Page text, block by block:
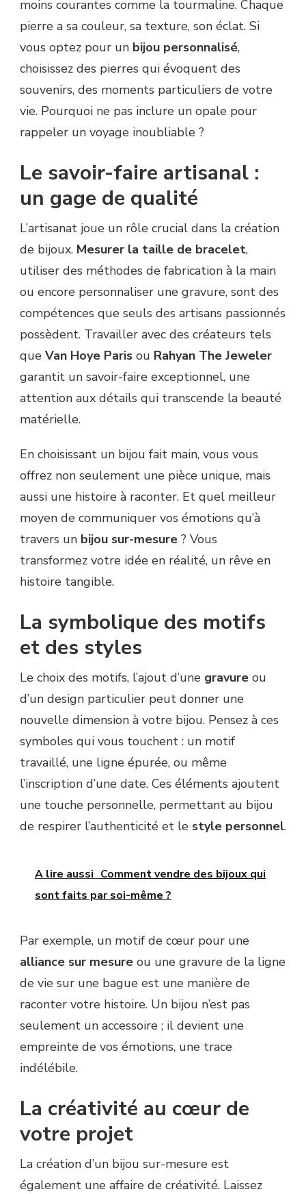
moins courantes comme la tourmaline. Chaque
pierre a sa couleur, sa texture, son éclat. Si
vous optez pour un bijou personnalisé,
choisissez des pierres qui évoquent des
souvenirs, des moments particuliers de votre
vie. Pourquoi ne pas inclure un opale pour
rappeler un voyage inoubliable ?
Le savoir-faire artisanal :
un gage de qualité
L’artisanat joue un rôle crucial dans la création
de bijoux. Mesurer la taille de bracelet,
utiliser des méthodes de fabrication à la main
ou encore personnaliser une gravure, sont des
compétences que seuls des artisans passionnés
possèdent. Travailler avec des créateurs tels
que Van Hoye Paris ou Rahyan The Jeweler
garantit un savoir-faire exceptionnel, une
attention aux détails qui transcende la beauté
matérielle.
En choisissant un bijou fait main, vous vous
offrez non seulement une pièce unique, mais
aussi une histoire à raconter. Et quel meilleur
moyen de communiquer vos émotions qu’à
travers un bijou sur-mesure ? Vous
transformez votre idée en réalité, un rêve en
histoire tangible.
La symbolique des motifs
et des styles
Le choix des motifs, l’ajout d’une gravure ou
d’un design particulier peut donner une
nouvelle dimension à votre bijou. Pensez à ces
symboles qui vous touchent : un motif
travaillé, une ligne épurée, ou même
l’inscription d’une date. Ces éléments ajoutent
une touche personnelle, permettant au bijou
de respirer l’authenticité et le style personnel.
A lire aussi Comment vendre des bijoux qui
sont faits par soi-même ?
Par exemple, un motif de cœur pour une
alliance sur mesure ou une gravure de la ligne
de vie sur une bague est une manière de
raconter votre histoire. Un bijou n’est pas
seulement un accessoire ; il devient une
empreinte de vos émotions, une trace
indélébile.
La créativité au cœur de
votre projet
La création d’un bijou sur-mesure est
également une affaire de créativité. Laissez